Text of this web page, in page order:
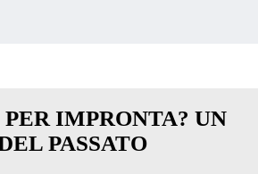
IMPRONTA? UN
PASSATO